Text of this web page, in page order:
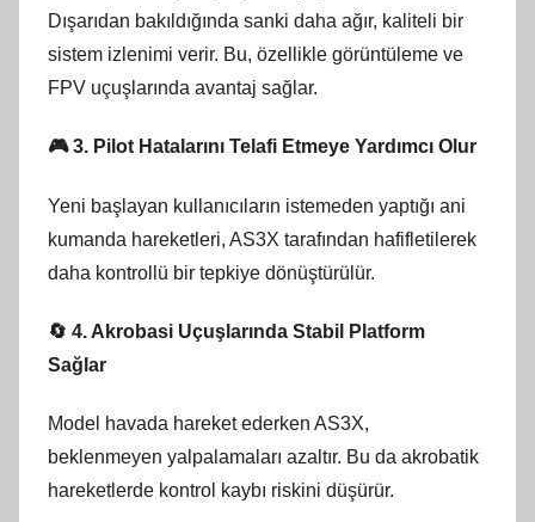
Dışarıdan bakıldığında sanki daha ağır, kaliteli bir
sistem izlenimi verir. Bu, özellikle görüntüleme ve
FPV uçuşlarında avantaj sağlar.
🎮 3. Pilot Hatalarını Telafi Etmeye Yardımcı Olur
Yeni başlayan kullanıcıların istemeden yaptığı ani
kumanda hareketleri, AS3X tarafından hafifletilerek
daha kontrollü bir tepkiye dönüştürülür.
🔄 4. Akrobasi Uçuşlarında Stabil Platform
Sağlar
Model havada hareket ederken AS3X,
beklenmeyen yalpalamaları azaltır. Bu da akrobatik
hareketlerde kontrol kaybı riskini düşürür.